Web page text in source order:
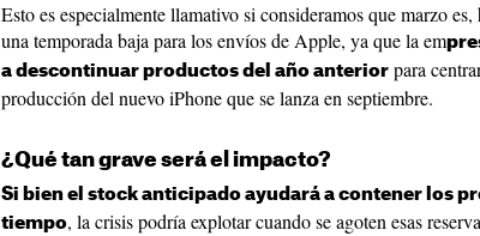
Esto es especialmente llamativo si consideramos que marzo es,
una temporada baja para los envíos de Apple, ya que la em
a descontinuar productos del año anterior para
producción del nuevo iPhone que se lanza en septiembre.
¿Qué tan grave será el impacto?
Si bien el stock anticipado ayudará a contener los
tiempo, la crisis podría explotar cuando se agoten esas